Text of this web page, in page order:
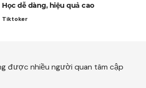
Học dễ dàng, hiệu quả cao
Tiktoker
được nhiều người quan tâm cập